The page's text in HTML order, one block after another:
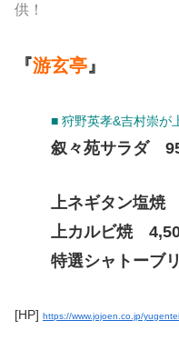
供！
『游玄亭』
■ 狩野英孝&吉村崇が
叙々苑サラダ
上ネギタン塩焼
上カルビ焼
特選シャトーブ
[HP] https://www.jojoen.co.jp/